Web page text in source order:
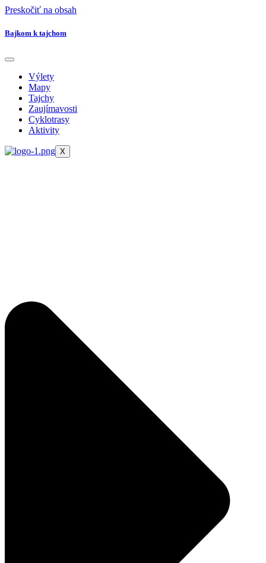
Preskočiť na obsah
Bajkom k tajchom
Výlety
Mapy
Tajchy
Zaujímavosti
Cyklotrasy
Aktivity
X